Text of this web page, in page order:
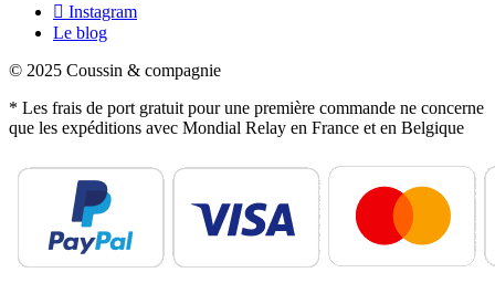
Instagram
Le blog
© 2025 Coussin & compagnie
* Les frais de port gratuit pour une première commande ne concerne
que les expéditions avec Mondial Relay en France et en Belgique